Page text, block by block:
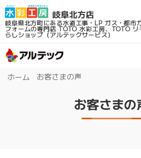
岐阜県北方町にある水道工事・LP ガス・都市
フォームの専門店TOTO 水彩工房、TOTO リ
らしショップ（アルテックサービス）
ホーム お客さまの声
お客さまの